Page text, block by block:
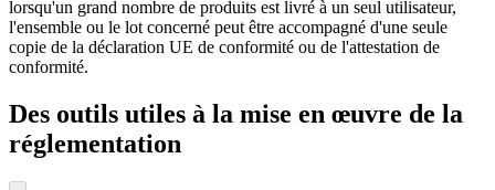
lorsqu'un grand nombre de produits est livré à un seul utilisateur,
l'ensemble ou le lot concerné peut être accompagné d'une seule
copie de la déclaration UE de conformité ou de l'attestation de
conformité.
Des outils utiles à la mise en œuvre de la
réglementation